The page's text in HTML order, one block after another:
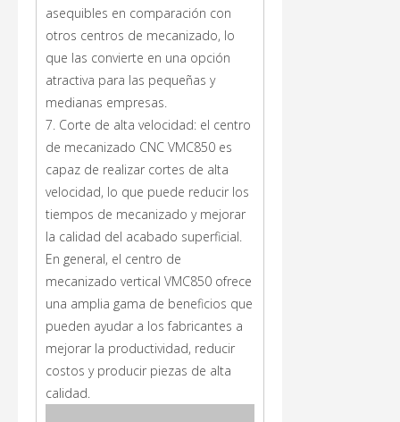
asequibles en comparación con
otros centros de mecanizado, lo
que las convierte en una opción
atractiva para las pequeñas y
medianas empresas.
7. Corte de alta velocidad: el centro
de mecanizado CNC VMC850 es
capaz de realizar cortes de alta
velocidad, lo que puede reducir los
tiempos de mecanizado y mejorar
la calidad del acabado superficial.
En general, el centro de
mecanizado vertical VMC850 ofrece
una amplia gama de beneficios que
pueden ayudar a los fabricantes a
mejorar la productividad, reducir
costos y producir piezas de alta
calidad.